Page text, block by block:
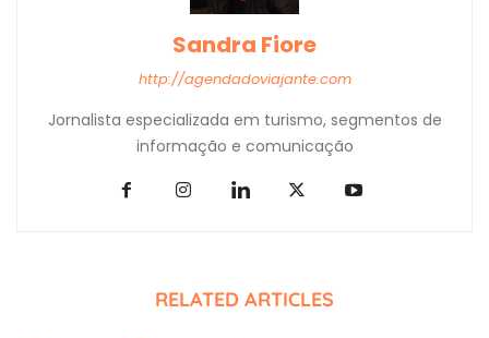
Sandra Fiore
http://agendadoviajante.com
Jornalista especializada em turismo, segmentos de
informação e comunicação
RELATED ARTICLES